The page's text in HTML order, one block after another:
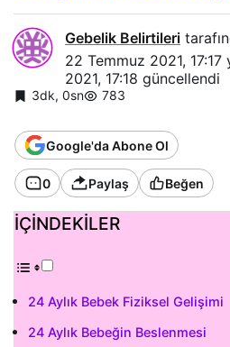
Gebelik Belirtileri
22 Temmuz 2021, 17:17
2021, 17:18 güncellendi
3dk, 0sn 783
Google'da Abone Ol
0 Paylaş Beğen
İÇİNDEKİLER
24 Aylık Bebek Fiziksel Gelişimi
24 Aylık Bebeğin Beslenmesi